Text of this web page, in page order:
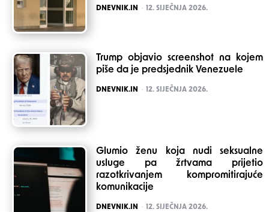
POSTED
DNEVNIK.IN 12. SIJEČNJA 2026.
Trump objavio screenshot na kojem
piše da je predsjednik Venezuele
POSTED
DNEVNIK.IN 12. SIJEČNJA 2026.
Glumio ženu koja nudi seksualne
usluge pa žrtvama prijetio
razotkrivanjem kompromitirajuće
komunikacije
POSTED
DNEVNIK.IN 12. SIJEČNJA 2026.